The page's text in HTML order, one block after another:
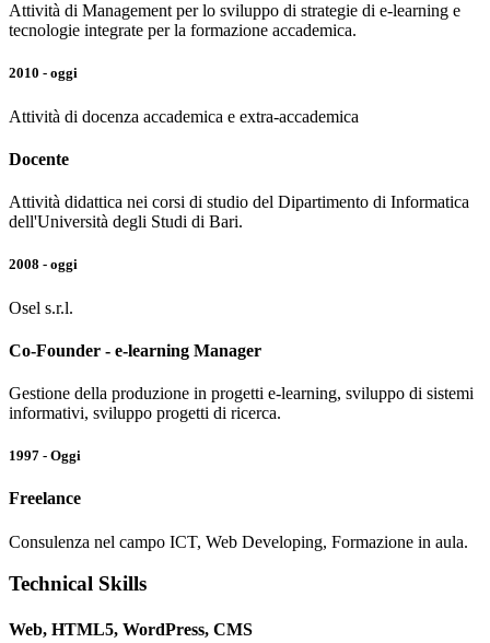
Attività di Management per lo sviluppo di strategie di e-learning e
tecnologie integrate per la formazione accademica.
2010 - oggi
Attività di docenza accademica e extra-accademica
Docente
Attività didattica nei corsi di studio del Dipartimento di Informatica
dell'Università degli Studi di Bari.
2008 - oggi
Osel s.r.l.
Co-Founder - e-learning Manager
Gestione della produzione in progetti e-learning, sviluppo di sistemi
informativi, sviluppo progetti di ricerca.
1997 - Oggi
Freelance
Consulenza nel campo ICT, Web Developing, Formazione in aula.
Technical Skills
Web, HTML5, WordPress, CMS